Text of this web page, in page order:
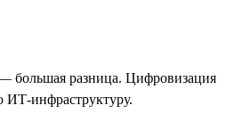
— большая разница. Цифровизация
ИТ-инфраструктуру.